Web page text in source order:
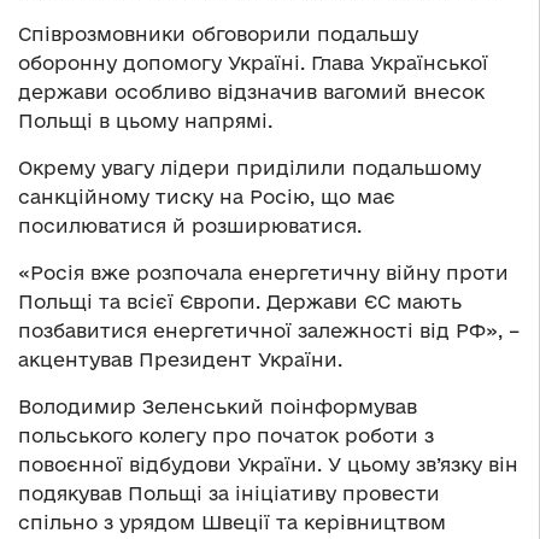
Співрозмовники обговорили подальшу
оборонну допомогу Україні. Глава Української
держави особливо відзначив вагомий внесок
Польщі в цьому напрямі.
Окрему увагу лідери приділили подальшому
санкційному тиску на Росію, що має
посилюватися й розширюватися.
«Росія вже розпочала енергетичну війну проти
Польщі та всієї Європи. Держави ЄС мають
позбавитися енергетичної залежності від РФ», –
акцентував Президент України.
Володимир Зеленський поінформував
польського колегу про початок роботи з
повоєнної відбудови України. У цьому зв’язку він
подякував Польщі за ініціативу провести
спільно з урядом Швеції та керівництвом